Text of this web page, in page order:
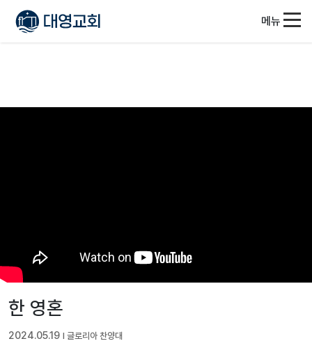
메뉴
한 영혼
2024.05.19 l 글로리아 찬양대